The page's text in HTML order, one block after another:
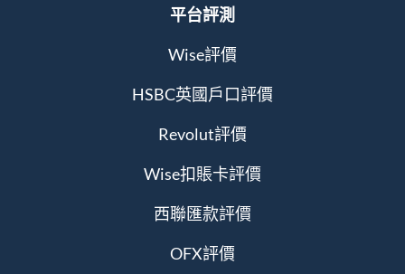
平台評測
Wise評價
HSBC英國戶口評價
Revolut評價
Wise扣賬卡評價
西聯匯款評價
OFX評價